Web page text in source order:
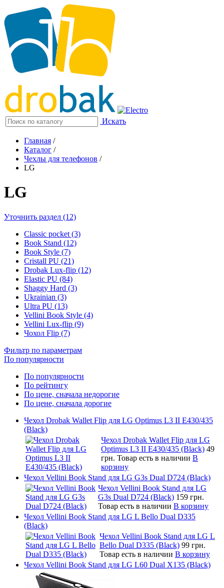
Искать
Главная /
Каталог /
Чехлы для телефонов /
LG
LG
Уточнить раздел (12)
Classic pocket (3)
Book Stand (12)
Book Style (7)
Cristall PU (21)
Drobak Lux-flip (12)
Elastic PU (84)
Shaggy Hard (3)
Ukrainian (3)
Ultra PU (13)
Vellini Book Style (4)
Vellini Lux-flip (9)
Чохол Flip (7)
Фильтр по параметрам
По популярности
По популярности
По рейтингу
По цене, сначала недорогие
По цене, сначала дорогие
Чехол Drobak Wallet Flip для LG Optimus L3 II E430/435
(Black)
Чехол Drobak Wallet Flip для LG
Optimus L3 II E430/435 (Black) 49
грн. Товар есть в наличии В
корзину
Чехол Vellini Book Stand для LG G3s Dual D724 (Black)
Чехол Vellini Book Stand для LG
G3s Dual D724 (Black) 159 грн.
Товар есть в наличии В корзину
Чехол Vellini Book Stand для LG L Bello Dual D335
(Black)
Чехол Vellini Book Stand для LG L
Bello Dual D335 (Black) 99 грн.
Товар есть в наличии В корзину
Чехол Vellini Book Stand для LG L60 Dual X135 (Black)